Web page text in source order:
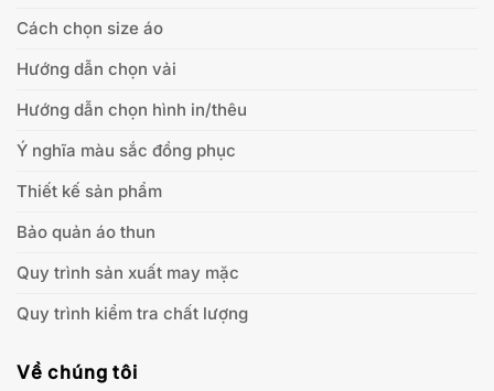
Cách chọn size áo
Hướng dẫn chọn vải
Hướng dẫn chọn hình in/thêu
Ý nghĩa màu sắc đồng phục
Thiết kế sản phẩm
Bảo quản áo thun
Quy trình sản xuất may mặc
Quy trình kiểm tra chất lượng
Về chúng tôi